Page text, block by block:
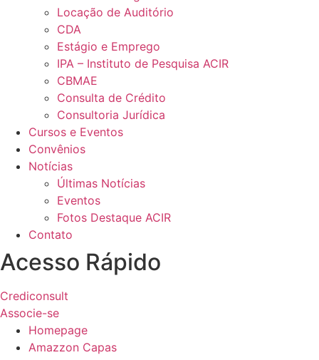
Locação de Auditório
CDA
Estágio e Emprego
IPA – Instituto de Pesquisa ACIR
CBMAE
Consulta de Crédito
Consultoria Jurídica
Cursos e Eventos
Convênios
Notícias
Últimas Notícias
Eventos
Fotos Destaque ACIR
Contato
Acesso Rápido
Crediconsult
Associe-se
Homepage
Amazzon Capas